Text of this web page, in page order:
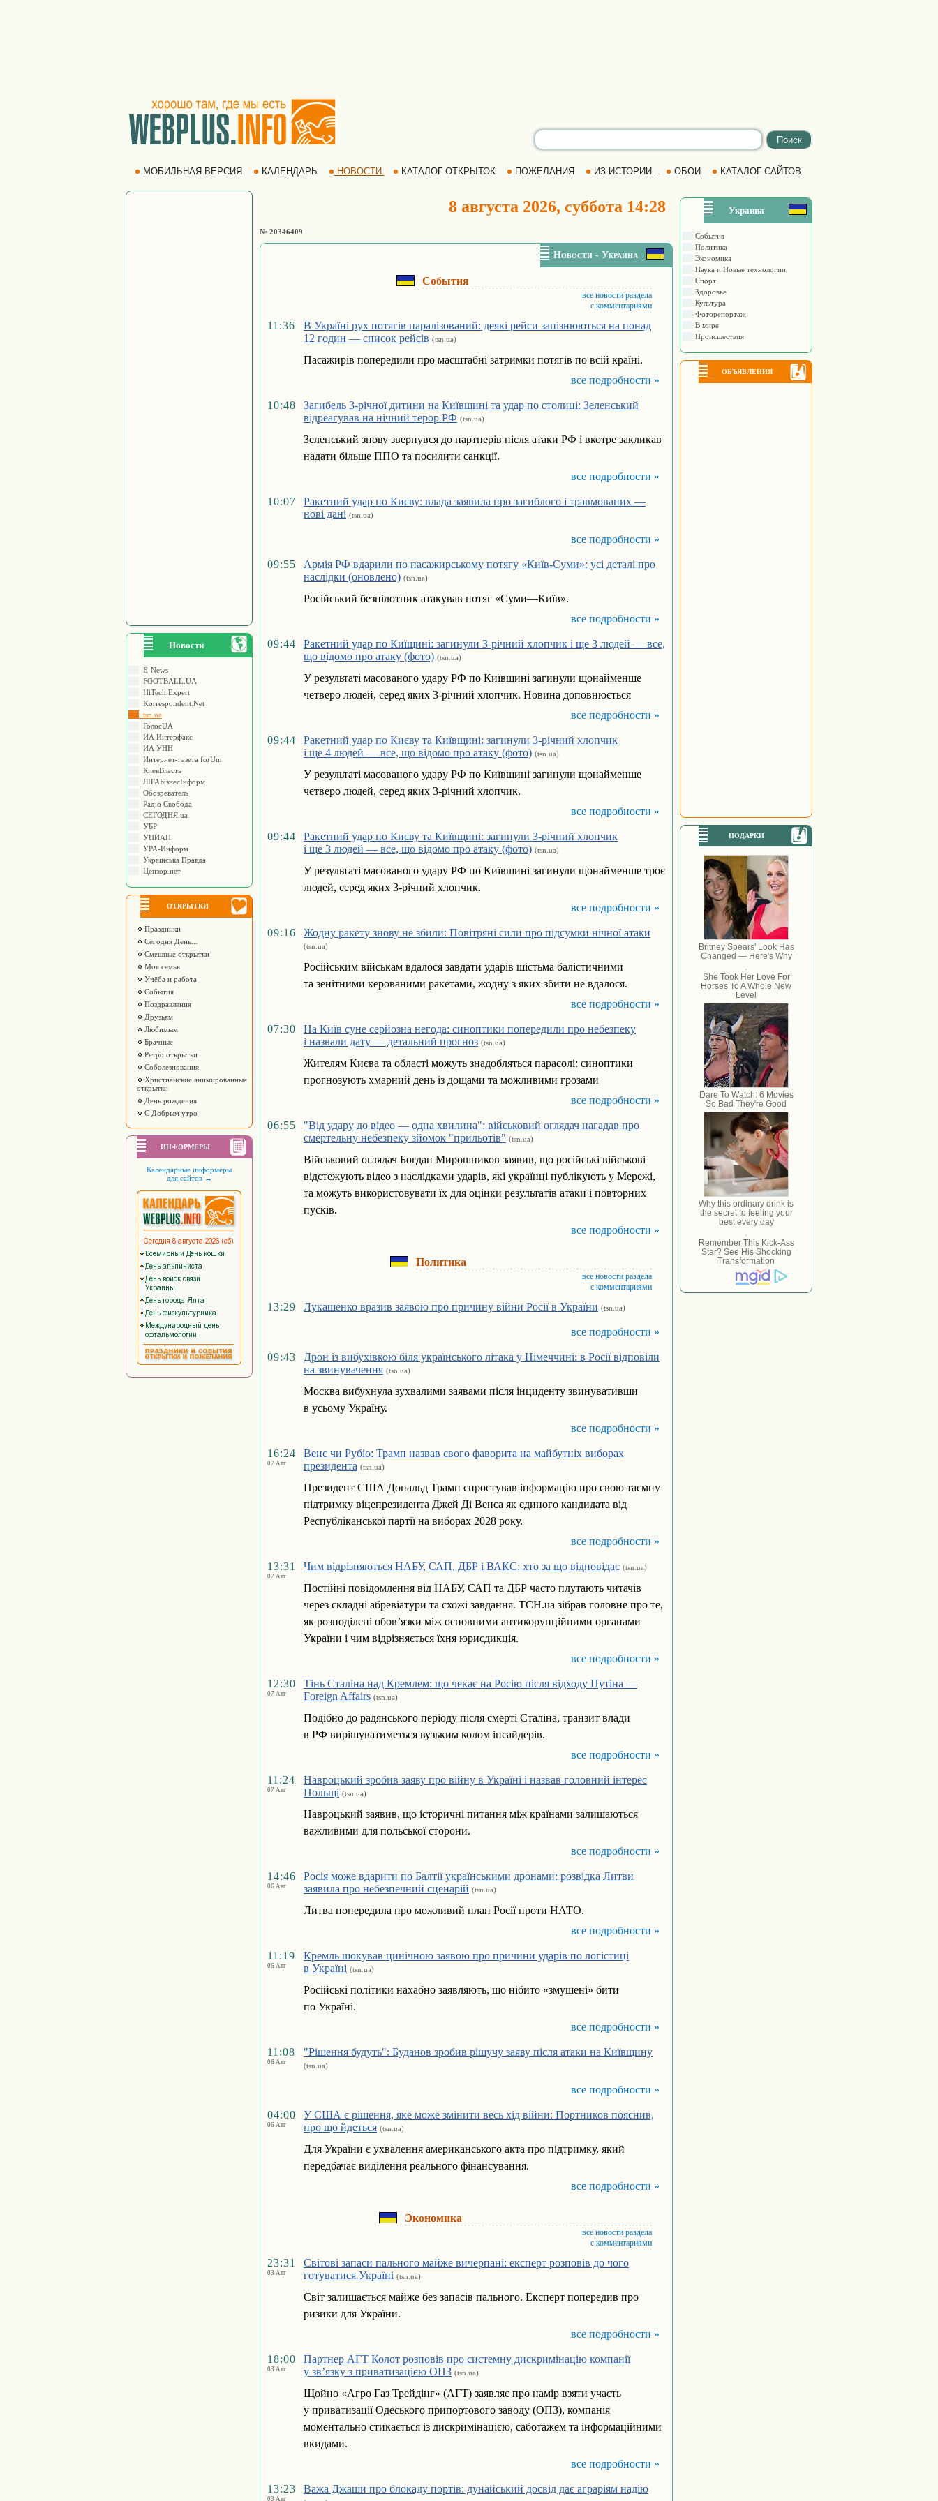
МОБИЛЬНАЯ ВЕРСИЯ КАЛЕНДАРЬ НОВОСТИ КАТАЛОГ ОТКРЫТОК ПОЖЕЛАНИЯ ИЗ ИСТОРИИ... ОБОИ КАТАЛОГ САЙТОВ
Новости
E-News
FOOTBALL.UA
HiTech.Expert
Korrespondent.Net
tsn.ua
ГолосUA
ИА Интерфакс
ИА УНН
Интернет-газета forUm
КиевВласть
ЛIГАБiзнесIнформ
Обозреватель
Радіо Свобода
СЕГОДНЯ.ua
УБР
УНИАН
УРА-Информ
Українська Правда
Цензор.нет
ОТКРЫТКИ
Праздники
Сегодня День...
Смешные открытки
Моя семья
Учёба и работа
События
Поздравления
Друзьям
Любимым
Брачные
Ретро открытки
Соболезнования
Христианские анимированные
открытки
День рождения
С Добрым утро
ИНФОРМЕРЫ
Календарные информеры
для сайтов →
8 августа 2026, суббота 14:28
№ 20346409
Новости - Украина
События
все новости раздела
с комментариями
11:36
В Україні рух потягів паралізований: деякі рейси запізнюються на понад
12 годин — список рейсів (tsn.ua)
Пасажирів попередили про масштабні затримки потягів по всій країні.
все подробности »
10:48
Загибель 3-річної дитини на Київщині та удар по столиці: Зеленський
відреагував на нічний терор РФ (tsn.ua)
Зеленський знову звернувся до партнерів після атаки РФ і вкотре закликав
надати більше ППО та посилити санкції.
все подробности »
10:07
Ракетний удар по Києву: влада заявила про загиблого і травмованих —
нові дані (tsn.ua)
все подробности »
09:55
Армія РФ вдарили по пасажирському потягу «Київ-Суми»: усі деталі про
наслідки (оновлено) (tsn.ua)
Російський безпілотник атакував потяг «Суми—Київ».
все подробности »
09:44
Ракетний удар по Киїщині: загинули 3-річний хлопчик і ще 3 людей — все,
що відомо про атаку (фото) (tsn.ua)
У результаті масованого удару РФ по Київщині загинули щонайменше
четверо людей, серед яких 3-річний хлопчик. Новина доповнюється
все подробности »
09:44
Ракетний удар по Києву та Київщині: загинули 3-річний хлопчик
і ще 4 людей — все, що відомо про атаку (фото) (tsn.ua)
У результаті масованого удару РФ по Київщині загинули щонайменше
четверо людей, серед яких 3-річний хлопчик.
все подробности »
09:44
Ракетний удар по Києву та Київщині: загинули 3-річний хлопчик
і ще 3 людей — все, що відомо про атаку (фото) (tsn.ua)
У результаті масованого удару РФ по Київщині загинули щонайменше троє
людей, серед яких 3-річний хлопчик.
все подробности »
09:16 Жодну ракету знову не збили: Повітряні сили про підсумки нічної атаки
(tsn.ua)
Російським військам вдалося завдати ударів шістьма балістичними
та зенітними керованими ракетами, жодну з яких збити не вдалося.
все подробности »
07:30
На Київ суне серйозна негода: синоптики попередили про небезпеку
і назвали дату — детальний прогноз (tsn.ua)
Жителям Києва та області можуть знадобляться парасолі: синоптики
прогнозують хмарний день із дощами та можливими грозами
все подробности »
06:55
"Від удару до відео — одна хвилина": військовий оглядач нагадав про
смертельну небезпеку зйомок "прильотів" (tsn.ua)
Військовий оглядач Богдан Мирошников заявив, що російські військові
відстежують відео з наслідками ударів, які українці публікують у Мережі,
та можуть використовувати їх для оцінки результатів атаки і повторних
пусків.
все подробности »
Политика
все новости раздела
с комментариями
13:29 Лукашенко вразив заявою про причину війни Росії в України (tsn.ua)
все подробности »
09:43
Дрон із вибухівкою біля українського літака у Німеччині: в Росії відповіли
на звинувачення (tsn.ua)
Москва вибухнула зухвалими заявами після інциденту звинувативши
в усьому Україну.
все подробности »
16:24
07 Авг
Венс чи Рубіо: Трамп назвав свого фаворита на майбутніх виборах
президента (tsn.ua)
Президент США Дональд Трамп спростував інформацію про свою таємну
підтримку віцепрезидента Джей Ді Венса як єдиного кандидата від
Республіканської партії на виборах 2028 року.
все подробности »
13:31
07 Авг
Чим відрізняються НАБУ, САП, ДБР і ВАКС: хто за що відповідає (tsn.ua)
Постійні повідомлення від НАБУ, САП та ДБР часто плутають читачів
через складні абревіатури та схожі завдання. ТСН.ua зібрав головне про те,
як розподілені обов’язки між основними антикорупційними органами
України і чим відрізняється їхня юрисдикція.
все подробности »
12:30
07 Авг
Тінь Сталіна над Кремлем: що чекає на Росію після відходу Путіна —
Foreign Affairs (tsn.ua)
Подібно до радянського періоду після смерті Сталіна, транзит влади
в РФ вирішуватиметься вузьким колом інсайдерів.
все подробности »
11:24
07 Авг
Навроцький зробив заяву про війну в Україні і назвав головний інтерес
Польщі (tsn.ua)
Навроцький заявив, що історичні питання між країнами залишаються
важливими для польської сторони.
все подробности »
14:46
06 Авг
Росія може вдарити по Балтії українськими дронами: розвідка Литви
заявила про небезпечний сценарій (tsn.ua)
Литва попередила про можливий план Росії проти НАТО.
все подробности »
11:19
06 Авг
Кремль шокував цинічною заявою про причини ударів по логістиці
в Україні (tsn.ua)
Російські політики нахабно заявляють, що нібито «змушені» бити
по Україні.
все подробности »
11:08
06 Авг
"Рішення будуть": Буданов зробив рішучу заяву після атаки на Київщину
(tsn.ua)
все подробности »
04:00
06 Авг
У США є рішення, яке може змінити весь хід війни: Портников пояснив,
про що йдеться (tsn.ua)
Для України є ухвалення американського акта про підтримку, який
передбачає виділення реального фінансування.
все подробности »
Экономика
все новости раздела
с комментариями
23:31
03 Авг
Світові запаси пального майже вичерпані: експерт розповів до чого
готуватися Україні (tsn.ua)
Світ залишається майже без запасів пального. Експерт попередив про
ризики для України.
все подробности »
18:00
03 Авг
Партнер АГТ Колот розповів про системну дискримінацію компанії
у зв’язку з приватизацією ОПЗ (tsn.ua)
Щойно «Агро Газ Трейдінг» (АГТ) заявляє про намір взяти участь
у приватизації Одеського припортового заводу (ОПЗ), компанія
моментально стикається із дискримінацією, саботажем та інформаційними
вкидами.
все подробности »
13:23
03 Авг
Важа Джаши про блокаду портів: дунайський досвід дає аграріям надію
Украина
События
Политика
Экономика
Наука и Новые технологии
Спорт
Здоровье
Культура
Фоторепортаж
В мире
Происшествия
ОБЪЯВЛЕНИЯ
ПОДАРКИ